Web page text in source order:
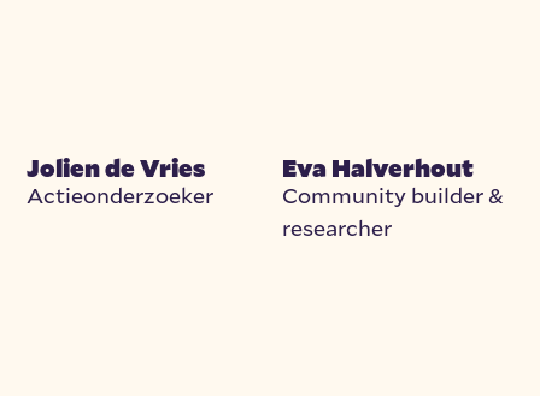
Jolien de Vries
Actieonderzoeker
Eva Halverhout
Community builder &
researcher